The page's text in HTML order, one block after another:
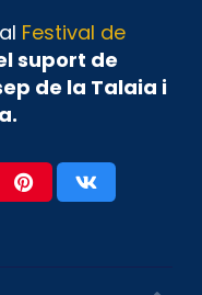
Festival de
suport de
de la Talaia i